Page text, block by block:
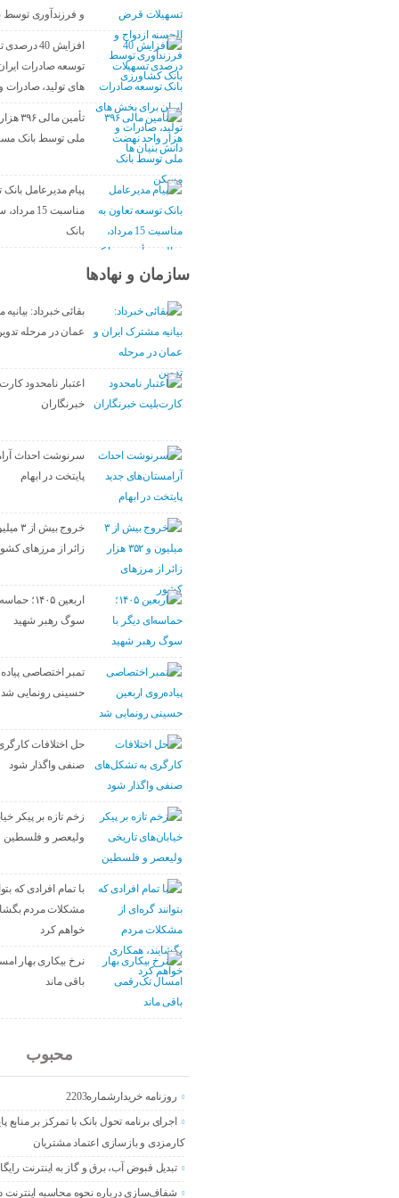
و فرزندآوری
افزایش 40
توسعه صادرات
های تولید، صادرات
تأمین
ملی توسط بانک
پیام مدیرعامل
مناسبت 15
بانک
سازمان و نهادها
بقائی خبرداد:
عمان در مرحله
اعتبار نامحدود
خبرنگاران
سرنوشت احداث
پایتخت در ابهام
زائر از مرزهای
اربعین
سوگ رهبر شهید
تمبر اختصاصی
حسینی رونمایی شد
حل اختلافات
صنفی واگذار شود
زخم تازه بر پیکر
ولیعصر و فلسطین
با تمام افرادی که
مشکلات مردم
خواهم کرد
نرخ بیکاری بهار
باقی ماند
محبوب
روزنامه خریدارشماره2203
اجرای برنامه تحول بانک با تمرکز بر منابع
کارمزدی و بازسازی اعتماد مشتریان
تبدیل قبوض آب، برق و گاز به اینترنت
شفاف‌سازی درباره نحوه محاسبه اینترنت